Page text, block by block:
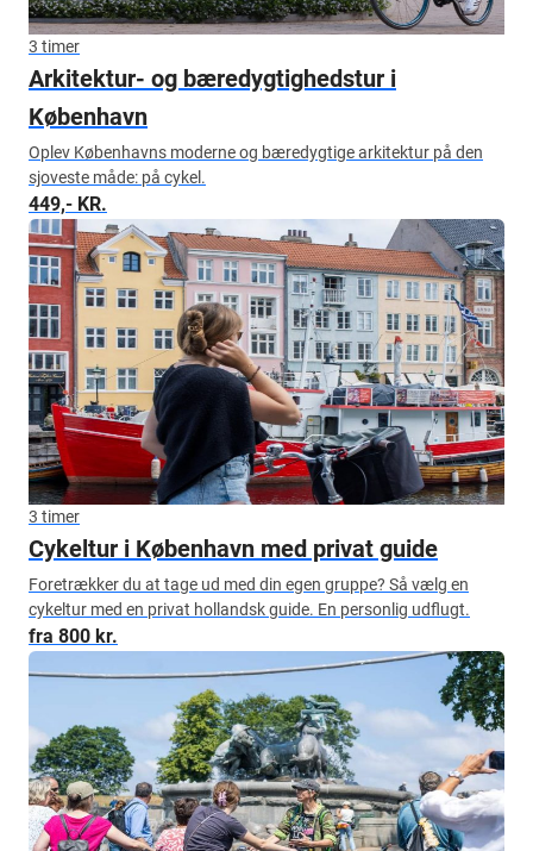
3 timer
Arkitektur- og bæredygtighedstur i
København
Oplev Københavns moderne og bæredygtige arkitektur på den
sjoveste måde: på cykel.
449,- KR.
3 timer
Cykeltur i København med privat guide
Foretrækker du at tage ud med din egen gruppe? Så vælg en
cykeltur med en privat hollandsk guide. En personlig udflugt.
fra 800 kr.